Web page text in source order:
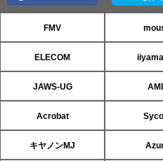
FMV
ELECOM
JAWS-UG
Acrobat
キヤノンMJ